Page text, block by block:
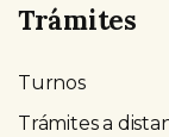
Trámites
Turnos
Trámites a